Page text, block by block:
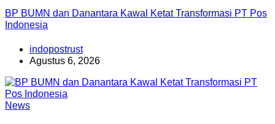
BP BUMN dan Danantara Kawal Ketat Transformasi PT Pos
Indonesia
indopostrust
Agustus 6, 2026
News